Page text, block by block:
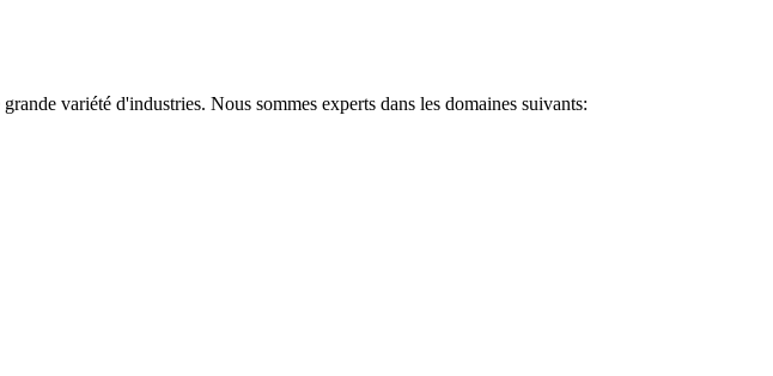
variété d'industries. Nous sommes experts dans les domaines suivants: